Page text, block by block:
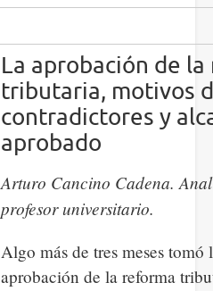
La aprobación de
tributaria, motivos
contradictores y
aprobado
Arturo Cancino Cadena.
profesor universitario.
Algo más de tres meses tomó
aprobación de la reforma